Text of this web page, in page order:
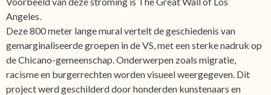
Angeles.
Deze 800 meter lange mural vertelt de geschiedenis van
gemarginaliseerde groepen in de VS, met een sterke nadruk op
de Chicano-gemeenschap. Onderwerpen zoals migratie,
racisme en burgerrechten worden visueel weergegeven. Dit
project werd geschilderd door honderden kunstenaars en